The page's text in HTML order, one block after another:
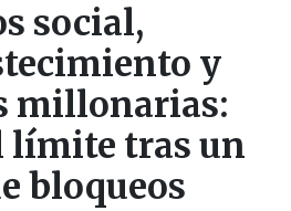
social,
y
millonarias:
límite tras un
bloqueos